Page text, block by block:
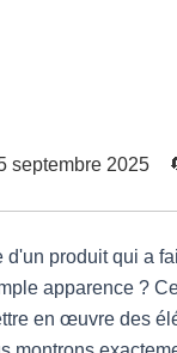
septembre 2025
d'un produit qui a
apparence ?
en œuvre des